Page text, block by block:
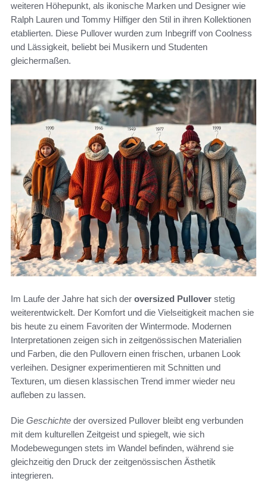
weiteren Höhepunkt, als ikonische Marken und Designer wie
Ralph Lauren und Tommy Hilfiger den Stil in ihren Kollektionen
etablierten. Diese Pullover wurden zum Inbegriff von Coolness
und Lässigkeit, beliebt bei Musikern und Studenten
gleichermaßen.
Im Laufe der Jahre hat sich der oversized Pullover stetig
weiterentwickelt. Der Komfort und die Vielseitigkeit machen sie
bis heute zu einem Favoriten der Wintermode. Modernen
Interpretationen zeigen sich in zeitgenössischen Materialien
und Farben, die den Pullovern einen frischen, urbanen Look
verleihen. Designer experimentieren mit Schnitten und
Texturen, um diesen klassischen Trend immer wieder neu
aufleben zu lassen.
Die Geschichte der oversized Pullover bleibt eng verbunden
mit dem kulturellen Zeitgeist und spiegelt, wie sich
Modebewegungen stets im Wandel befinden, während sie
gleichzeitig den Druck der zeitgenössischen Ästhetik
integrieren.